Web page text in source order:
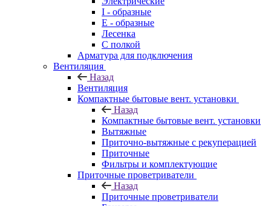
I - образные
E - образные
Лесенка
С полкой
Арматура для подключения
Вентиляция
Назад
Вентиляция
Компактные бытовые вент. установки
Назад
Компактные бытовые вент. установки
Вытяжные
Приточно-вытяжные с рекуперацией
Приточные
Фильтры и комплектующие
Приточные проветриватели
Назад
Приточные проветриватели